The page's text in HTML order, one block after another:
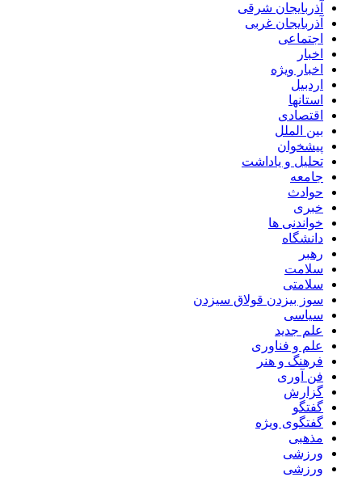
آذربایجان شرقی
آذربایجان غربی
اجتماعی
اخبار
اخبار ویژه
اردبیل
استانها
اقتصادی
بین الملل
پیشخوان
تحلیل و یاداشت
جامعه
حوادث
خبری
خواندنی ها
دانشگاه
رهبر
سلامت
سلامتی
سوز بیزدن قولاق سیزدن
سیاسی
علم جدید
علم و فناوری
فرهنگ و هنر
فن آوری
گزارش
گفتگو
گفتگوی ویژه
مذهبی
ورزشی
ورزشی